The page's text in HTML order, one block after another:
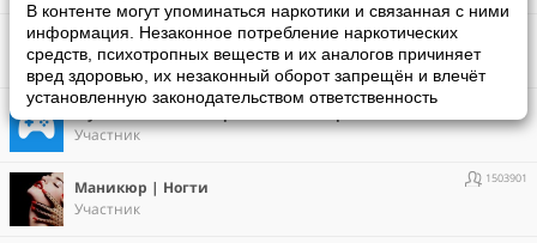
В контенте могут упоминаться наркотики и связанная с ними
информация. Незаконное потребление наркотических
средств, психотропных веществ и их аналогов причиняет
вред здоровью, их незаконный оборот запрещён и влечёт
установленную законодательством ответственность
КУЛИНАРНОЕ ЦАРСТВО - hrum-hrum
Участник
Мy Games. Все об играх в Моем Мире
Участник
Маникюр | Ногти
Участник
1503901